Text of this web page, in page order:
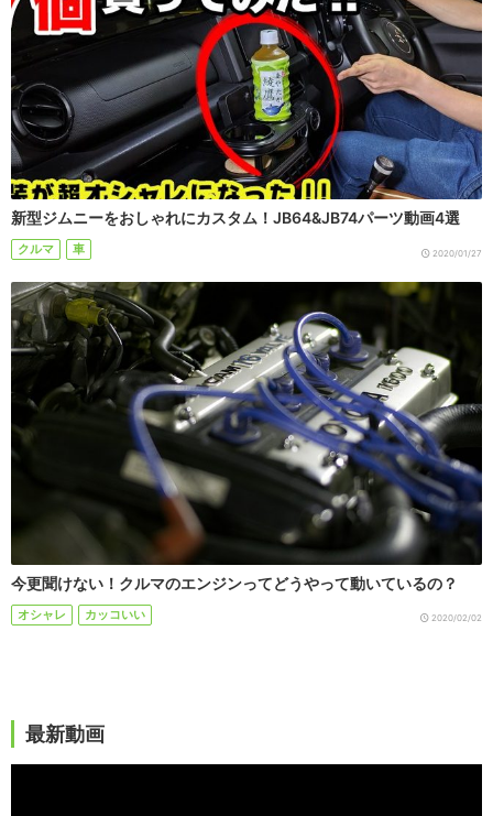
新型ジムニーをおしゃれにカスタム！JB64&JB74パーツ動画4選
クルマ 車 2020/01/27
今更聞けない！クルマのエンジンってどうやって動いているの？
オシャレ カッコいい 2020/02/02
最新動画